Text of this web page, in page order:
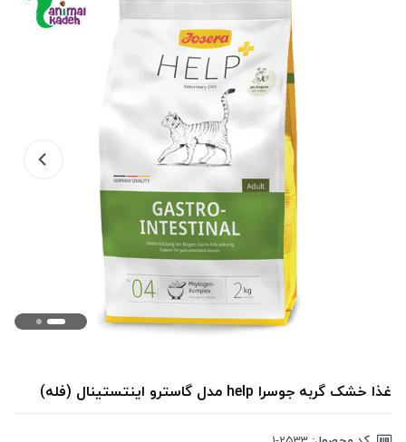
غذا خشک گربه جوسرا help مدل گاسترو اینتستینال (فله)